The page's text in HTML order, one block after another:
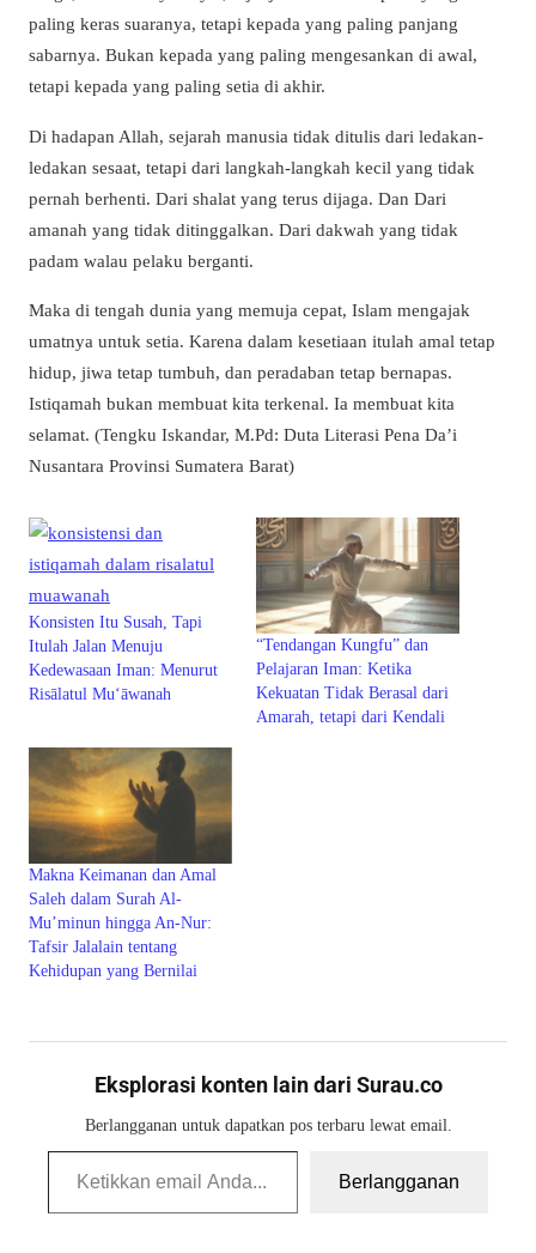
paling keras suaranya, tetapi kepada yang paling panjang
sabarnya. Bukan kepada yang paling mengesankan di awal,
tetapi kepada yang paling setia di akhir.
Di hadapan Allah, sejarah manusia tidak ditulis dari ledakan-
ledakan sesaat, tetapi dari langkah-langkah kecil yang tidak
pernah berhenti. Dari shalat yang terus dijaga. Dan Dari
amanah yang tidak ditinggalkan. Dari dakwah yang tidak
padam walau pelaku berganti.
Maka di tengah dunia yang memuja cepat, Islam mengajak
umatnya untuk setia. Karena dalam kesetiaan itulah amal tetap
hidup, jiwa tetap tumbuh, dan peradaban tetap bernapas.
Istiqamah bukan membuat kita terkenal. Ia membuat kita
selamat. (Tengku Iskandar, M.Pd: Duta Literasi Pena Da’i
Nusantara Provinsi Sumatera Barat)
Konsisten Itu Susah, Tapi
Itulah Jalan Menuju
Kedewasaan Iman: Menurut
Risālatul Mu‘āwanah
“Tendangan Kungfu” dan
Pelajaran Iman: Ketika
Kekuatan Tidak Berasal dari
Amarah, tetapi dari Kendali
Makna Keimanan dan Amal
Saleh dalam Surah Al-
Mu’minun hingga An-Nur:
Tafsir Jalalain tentang
Kehidupan yang Bernilai
Eksplorasi konten lain dari Surau.co
Berlangganan untuk dapatkan pos terbaru lewat email.
Ketikkan email Anda...
Berlangganan